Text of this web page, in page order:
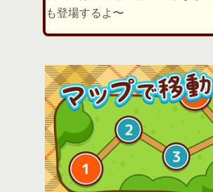
も登場するよ〜